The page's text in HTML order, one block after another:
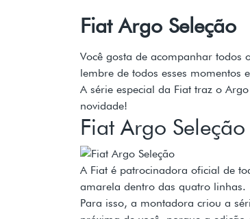
Fiat Argo Seleção
Você gosta de acompanhar
lembre de todos esses momentos
A série especial da Fiat traz o
novidade!
Fiat Argo Seleção
A Fiat é patrocinadora oficial de
amarela dentro das quatro linhas.
Para isso, a montadora criou a